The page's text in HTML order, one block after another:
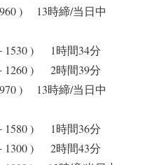
960 ) 13時締/当日中
1530 ) 1時間34分
1260 ) 2時間39分
970 ) 13時締/当日中
1580 ) 1時間36分
1300 ) 2時間43分